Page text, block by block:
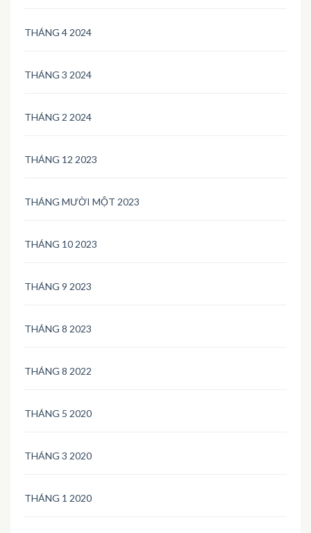
THÁNG 4 2024
THÁNG 3 2024
THÁNG 2 2024
THÁNG 12 2023
THÁNG MƯỜI MỘT 2023
THÁNG 10 2023
THÁNG 9 2023
THÁNG 8 2023
THÁNG 8 2022
THÁNG 5 2020
THÁNG 3 2020
THÁNG 1 2020